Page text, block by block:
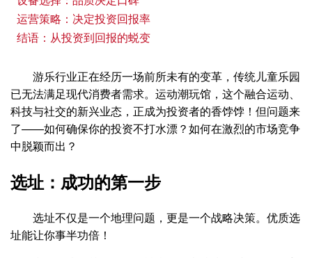
运营策略：决定投资回报率
结语：从投资到回报的蜕变
游乐行业正在经历一场前所未有的变革，传统儿童乐园
已无法满足现代消费者需求。运动潮玩馆，这个融合运动、
科技与社交的新兴业态，正成为投资者的香饽饽！但问题来
了——如何确保你的投资不打水漂？如何在激烈的市场竞争
中脱颖而出？
选址：成功的第一步
选址不仅是一个地理问题，更是一个战略决策。优质选
址能让你事半功倍！